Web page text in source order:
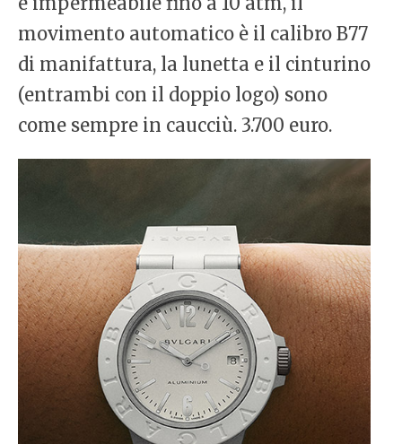
movimento automatico è il calibro B77
di manifattura, la lunetta e il cinturino
(entrambi con il doppio logo) sono
come sempre in caucciù. 3.700 euro.